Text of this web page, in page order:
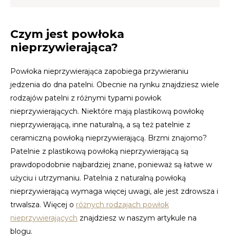
Czym jest powłoka
nieprzywierająca?
Powłoka nieprzywierająca zapobiega przywieraniu
jedzenia do dna patelni. Obecnie na rynku znajdziesz wiele
rodzajów patelni z różnymi typami powłok
nieprzywierających. Niektóre mają plastikową powłokę
nieprzywierającą, inne naturalną, a są też patelnie z
ceramiczną powłoką nieprzywierającą. Brzmi znajomo?
Patelnie z plastikową powłoką nieprzywierającą są
prawdopodobnie najbardziej znane, ponieważ są łatwe w
użyciu i utrzymaniu. Patelnia z naturalną powłoką
nieprzywierającą wymaga więcej uwagi, ale jest zdrowsza i
trwalsza. Więcej o różnych rodzajach powłok
nieprzywierających znajdziesz w naszym artykule na
blogu.